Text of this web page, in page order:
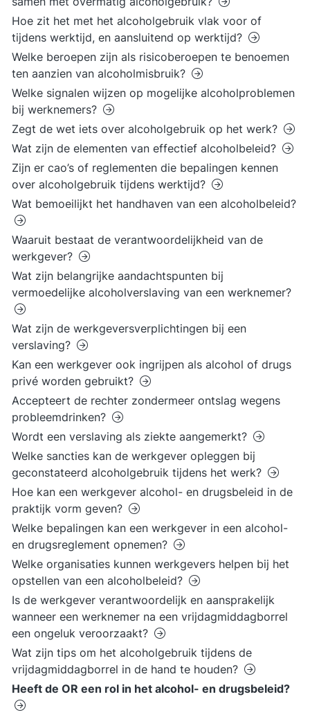
Hoe zit het met het alcoholgebruik vlak voor of
tijdens werktijd, en aansluitend op werktijd?
Welke beroepen zijn als risicoberoepen te benoemen
ten aanzien van alcoholmisbruik?
Welke signalen wijzen op mogelijke alcoholproblemen
bij werknemers?
Zegt de wet iets over alcoholgebruik op het werk?
Wat zijn de elementen van effectief alcoholbeleid?
Zijn er cao’s of reglementen die bepalingen kennen
over alcoholgebruik tijdens werktijd?
Wat bemoeilijkt het handhaven van een alcoholbeleid?
Waaruit bestaat de verantwoordelijkheid van de
werkgever?
Wat zijn belangrijke aandachtspunten bij
vermoedelijke alcoholverslaving van een werknemer?
Wat zijn de werkgeversverplichtingen bij een
verslaving?
Kan een werkgever ook ingrijpen als alcohol of drugs
privé worden gebruikt?
Accepteert de rechter zondermeer ontslag wegens
probleemdrinken?
Wordt een verslaving als ziekte aangemerkt?
Welke sancties kan de werkgever opleggen bij
geconstateerd alcoholgebruik tijdens het werk?
Hoe kan een werkgever alcohol- en drugsbeleid in de
praktijk vorm geven?
Welke bepalingen kan een werkgever in een alcohol-
en drugsreglement opnemen?
Welke organisaties kunnen werkgevers helpen bij het
opstellen van een alcoholbeleid?
Is de werkgever verantwoordelijk en aansprakelijk
wanneer een werknemer na een vrijdagmiddagborrel
een ongeluk veroorzaakt?
Wat zijn tips om het alcoholgebruik tijdens de
vrijdagmiddagborrel in de hand te houden?
Heeft de OR een rol in het alcohol- en drugsbeleid?